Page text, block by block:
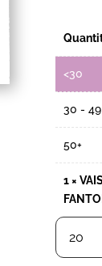
<30
30 - 49
50+
1 ×
quantité